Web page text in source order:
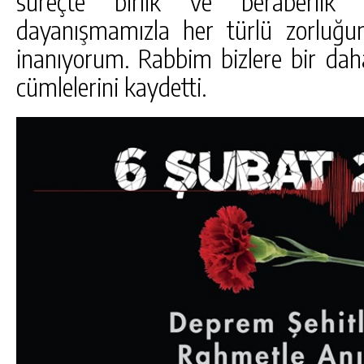
dayanışmamızla her türlü
inanıyorum. Rabbim bizlere bir
cümlelerini kaydetti.